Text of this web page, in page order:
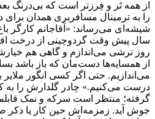
از همه تَر و فِرزتر است که بی‌درنگ
را به ترمینال مسافربری همدان
شیشه‌ای می‌رساند: «آقاجانم کارگر
سال پیش وقت گردوچینی از درخت
روز ترشی می‌اندازم و گاهی هم
از همسایه‌ها دست‌مان که باز باشد
می‌اندازیم. حتی اگر کسی انگور ملایر
درست می‌کنیم.» چادر گلدارش را به
گرفته؛ منتظر است سرکه و نمک
جوش آید. زمزمه‌اش حین کار یا ذکر